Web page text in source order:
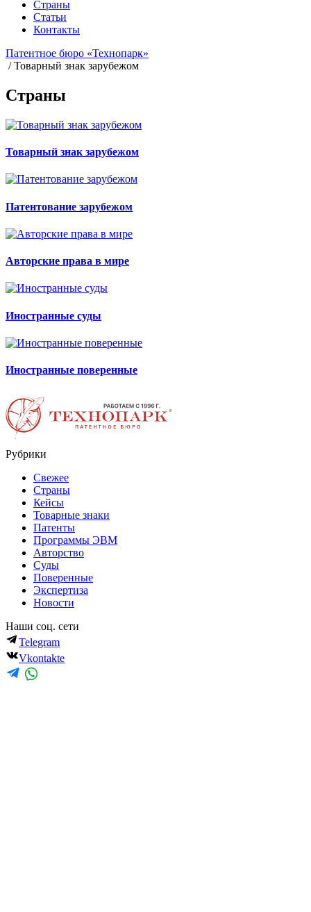
Страны
Статьи
Контакты
Патентное бюро «Технопарк»
/Товарный знак зарубежом
Страны
Товарный знак зарубежом
Патентование зарубежом
Авторские права в мире
Иностранные суды
Иностранные поверенные
Рубрики
Свежее
Страны
Кейсы
Товарные знаки
Патенты
Программы ЭВМ
Авторство
Суды
Поверенные
Экспертиза
Новости
Наши соц. сети
Telegram
Vkontakte